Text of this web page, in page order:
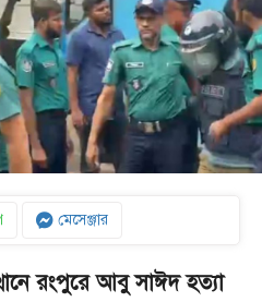
মেসেঞ্জার
রংপুরে আবু সাঈদ হত্যা